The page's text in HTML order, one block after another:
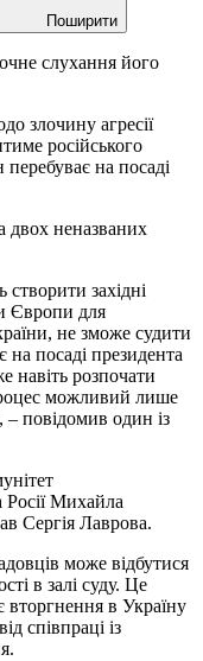
Поширити
слухання його
злочину агресії
російського
на посаді
двох неназваних
західні
Європи для
не зможе судити
посаді президента
навіть розпочати
можливий лише
– повідомив один із
Михайла
Сергія Лаврова.
може відбутися
в залі суду. Це
вторгнення в Україну
співпраці із